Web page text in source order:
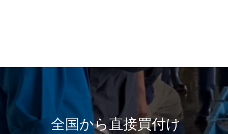
全国から直接買付け